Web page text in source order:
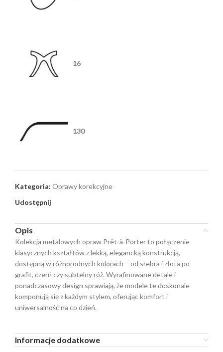
16
130
Kategoria: Oprawy korekcyjne
Udostępnij
Opis
Kolekcja metalowych opraw Prêt-à-Porter to połączenie
klasycznych kształtów z lekką, elegancką konstrukcją,
dostępną w różnorodnych kolorach – od srebra i złota po
grafit, czerń czy subtelny róż. Wyrafinowane detale i
ponadczasowy design sprawiają, że modele te doskonale
komponują się z każdym stylem, oferując komfort i
uniwersalność na co dzień.
Informacje dodatkowe